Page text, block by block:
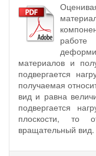
материалов и
подвергается
получаемая
вид и равна
подвергается
плоскости, то
вращательный вид.